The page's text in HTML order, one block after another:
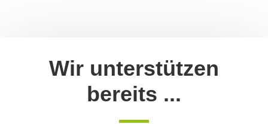
Wir unterstützen
bereits ...